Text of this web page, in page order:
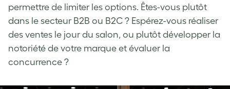
permettre de limiter les options. Êtes-vous plutôt
dans le secteur B2B ou B2C ? Espérez-vous réaliser
des ventes le jour du salon, ou plutôt développer la
notoriété de votre marque et évaluer la
concurrence ?